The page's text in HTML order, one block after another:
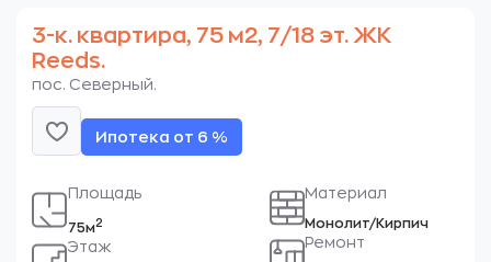
3-к. квартира, 75 м2, 7/18 эт. ЖК
Reeds.
пос. Северный.
Ипотека от 6 %
Площадь
75м2
Этаж
Материал
Монолит/Кирпич
Ремонт